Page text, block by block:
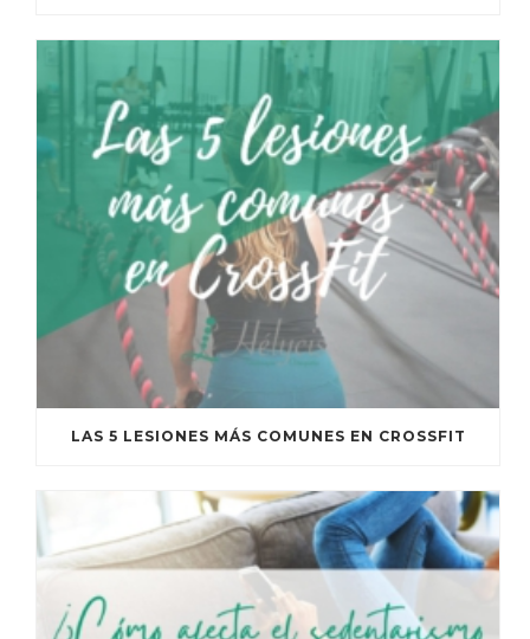
LAS 5 LESIONES MÁS COMUNES EN CROSSFIT